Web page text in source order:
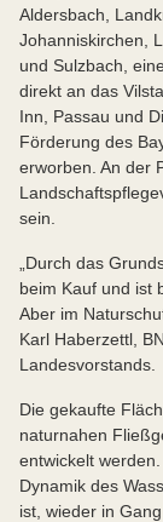
Aldersbach,
Johanniskirchen,
und Sulzbach,
direkt an das
Inn, Passau und
Förderung des
erworben. An der
sein.
„Durch das
beim Kauf und ist
Aber im
Karl Haberzettl,
Landesvorstands.
Die gekaufte
naturnahen
entwickelt
Dynamik des
ist, wieder in